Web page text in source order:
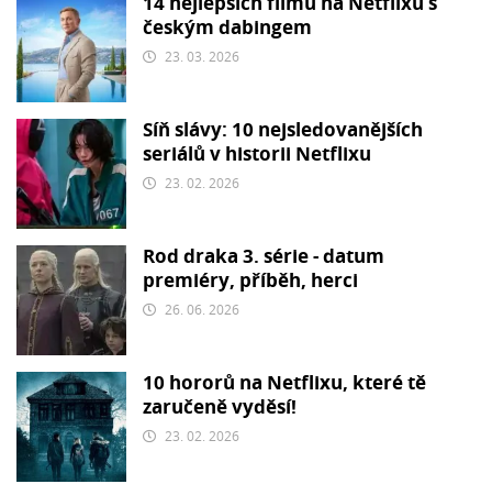
14 nejlepších filmů na Netflixu s
českým dabingem
23. 03. 2026
Síň slávy: 10 nejsledovanějších
seriálů v historii Netflixu
23. 02. 2026
Rod draka 3. série - datum
premiéry, příběh, herci
26. 06. 2026
10 hororů na Netflixu, které tě
zaručeně vyděsí!
23. 02. 2026